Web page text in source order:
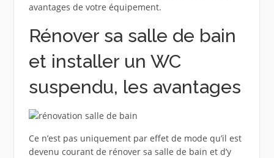
avantages de votre équipement.
Rénover sa salle de bain
et installer un WC
suspendu, les avantages
Ce n’est pas uniquement par effet de mode qu’il est
devenu courant de rénover sa salle de bain et d’y